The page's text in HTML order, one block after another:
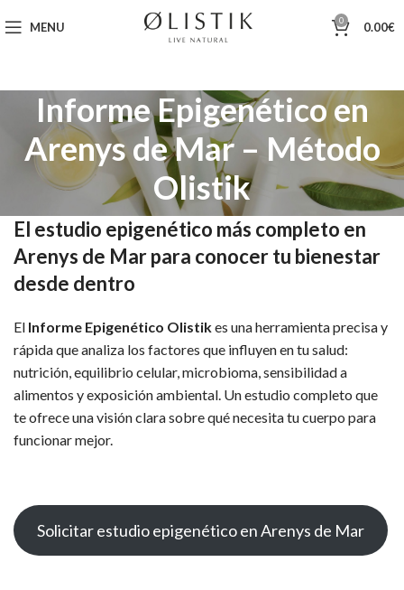
MENU 0 0.00€
Informe Epigenético en
Arenys de Mar – Método
Olistik
El estudio epigenético más completo en
Arenys de Mar para conocer tu bienestar
desde dentro
El Informe Epigenético Olistikes una herramienta precisa y
rápida que analiza los factores que influyen en tu salud:
nutrición, equilibrio celular, microbioma, sensibilidad a
alimentos y exposición ambiental. Un estudio completo que
te ofrece una visión clara sobre qué necesita tu cuerpo para
funcionar mejor.
Solicitar estudio epigenético en Arenys de Mar